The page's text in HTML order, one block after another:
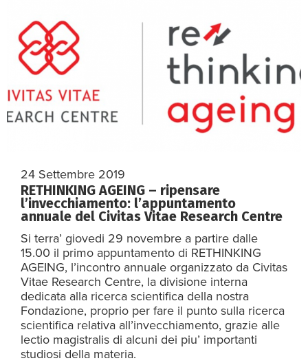
24 Settembre 2019
RETHINKING AGEING – ripensare
l’invecchiamento: l’appuntamento
annuale del Civitas Vitae Research Centre
Si terra’ giovedi 29 novembre a partire dalle
15.00 il primo appuntamento di RETHINKING
AGEING, l’incontro annuale organizzato da Civitas
Vitae Research Centre, la divisione interna
dedicata alla ricerca scientifica della nostra
Fondazione, proprio per fare il punto sulla ricerca
scientifica relativa all’invecchiamento, grazie alle
lectio magistralis di alcuni dei piu’ importanti
studiosi della materia.